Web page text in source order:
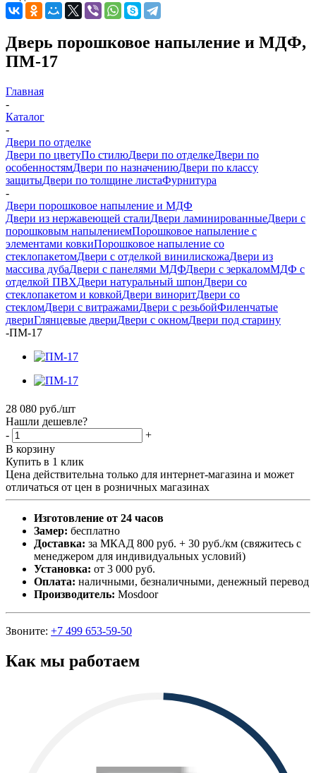
Дверь порошковое напыление и МДФ,
ПМ-17
Главная
-
Каталог
-
Двери по отделке
Двери по цветуПо стилюДвери по отделкеДвери по
особенностямДвери по назначениюДвери по классу
защитыДвери по толщине листаФурнитура
-
Двери порошковое напыление и МДФ
Двери из нержавеющей сталиДвери ламинированныеДвери с
порошковым напылениемПорошковое напыление с
элементами ковкиПорошковое напыление со
стеклопакетомДвери с отделкой винилискожаДвери из
массива дубаДвери с панелями МДФДвери с зеркаломМДФ с
отделкой ПВХДвери натуральный шпонДвери со
стеклопакетом и ковкойДвери виноритДвери со
стекломДвери с витражамиДвери с резьбойФиленчатые
двериГлянцевые двериДвери с окномДвери под старину
-ПМ-17
28 080 руб./шт
Нашли дешевле?
-
+
В корзину
Купить в 1 клик
Цена действительна только для интернет-магазина и может
отличаться от цен в розничных магазинах
Изготовление от 24 часов
Замер: бесплатно
Доставка: за МКАД 800 руб. + 30 руб./км (свяжитесь с
менеджером для индивидуальных условий)
Установка: от 3 000 руб.
Оплата: наличными, безналичными, денежный перевод
Производитель: Mosdoor
Звоните: +7 499 653-59-50
Как мы работаем